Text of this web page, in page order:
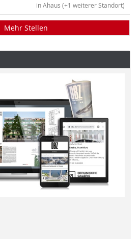
in Ahaus (+1 weiterer Standort)
Mehr Stellen